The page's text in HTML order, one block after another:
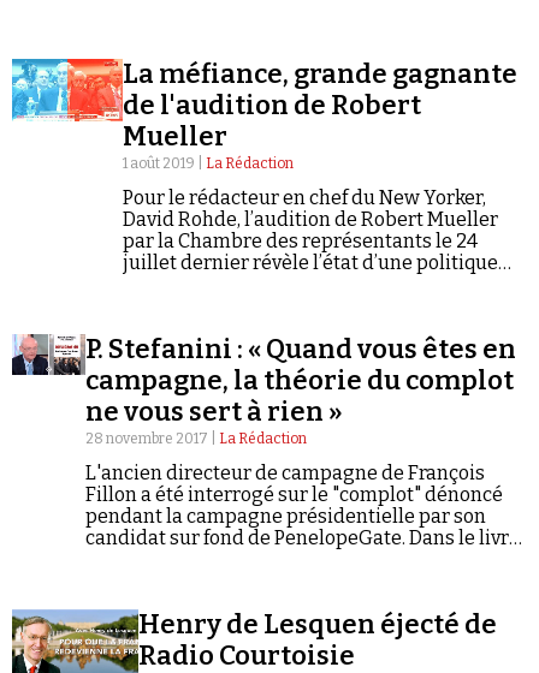
Demander à Vera
Se connecter
La méfiance, grande gagnante
de l'audition de Robert
Mueller
1 août 2019 | La Rédaction
Pour le rédacteur en chef du New Yorker,
David Rohde, l’audition de Robert Mueller
par la Chambre des représentants le 24
juillet dernier révèle l’état d’une politique
P. Stefanini : « Quand vous êtes en
campagne, la théorie du complot
ne vous sert à rien »
28 novembre 2017 | La Rédaction
L'ancien directeur de campagne de François
Fillon a été interrogé sur le "complot" dénoncé
pendant la campagne présidentielle par son
candidat sur fond de PenelopeGate. Dans le livre
contre le candidat de la droite.
Henry de Lesquen éjecté de
Radio Courtoisie